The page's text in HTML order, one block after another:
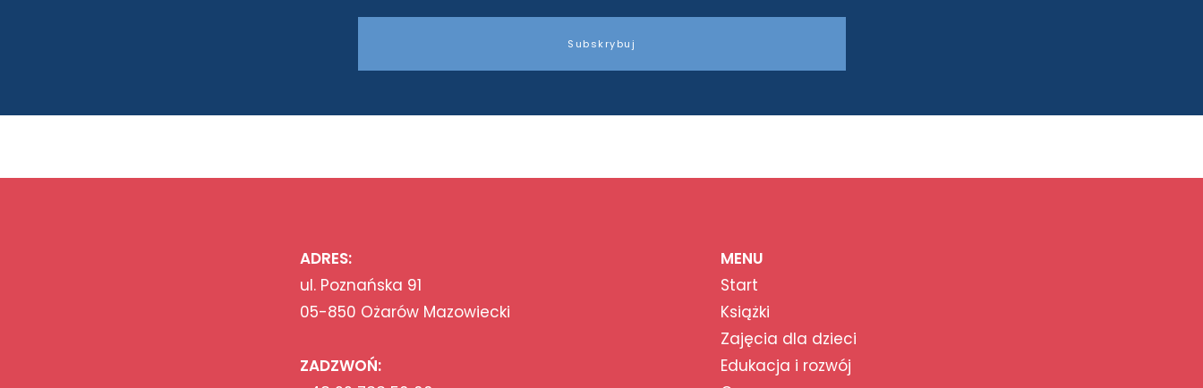
Subskrybuj
ADRES:
ul. Poznańska 91
05-850 Ożarów Mazowiecki
ZADZWOŃ:
MENU
Start
Książki
Zajęcia dla dzieci
Edukacja i rozwój